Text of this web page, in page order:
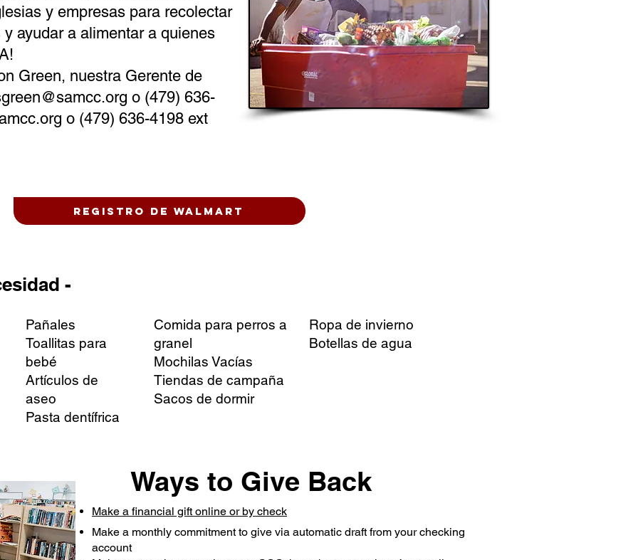
y empresas para recolectar
ayudar a alimentar a quienes
Green, nuestra Gerente de
o (479) 636-
o (479) 636-4198 ext
Registro de Walmart
-
Pañales
Toallitas para
bebé
Artículos de
aseo
Pasta dentífrica
Comida para perros a
granel
Mochilas Vacías
Tiendas de campaña
Sacos de dormir
Ropa de invierno
Botellas de agua
Ways to Give Back
Make a financial gift online or by check
Make a monthly commitment to give via automatic draft from your checking
account